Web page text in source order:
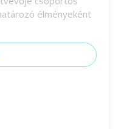
élményeként